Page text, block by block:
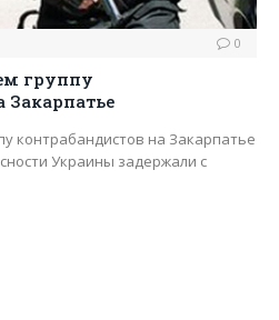
0
группу
Закарпатье
контрабандистов на Закарпатье
Украины задержали с